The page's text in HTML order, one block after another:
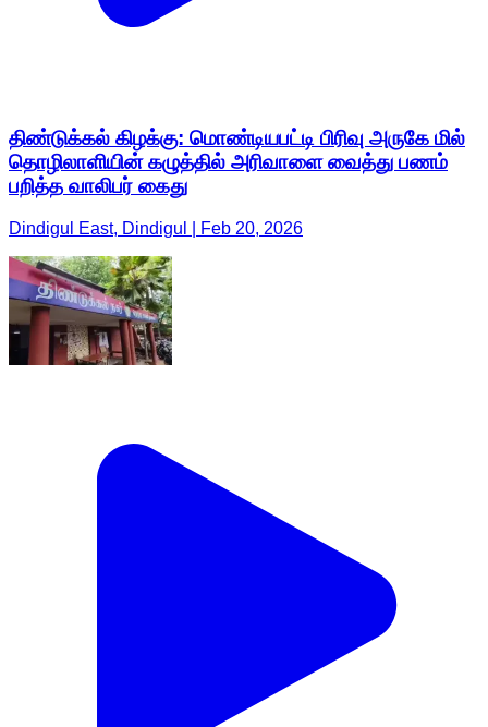
திண்டுக்கல் கிழக்கு: மொண்டியபட்டி பிரிவு அருகே மில்
தொழிலாளியின் கழுத்தில் அரிவாளை வைத்து பணம்
பறித்த வாலிபர் கைது
Dindigul East, Dindigul | Feb 20, 2026